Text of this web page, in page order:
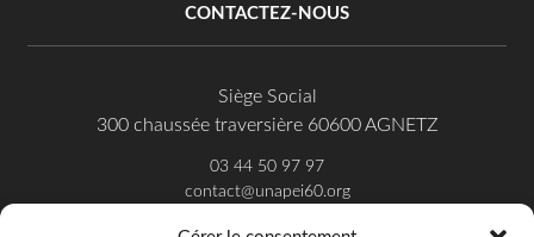
CONTACTEZ-NOUS
Siège Social
300 chaussée traversière 60600 AGNETZ
03 44 50 97 97
contact@unapei60.org